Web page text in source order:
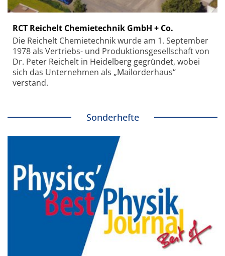
RCT Reichelt Chemietechnik GmbH + Co.
Die Reichelt Chemietechnik wurde am 1. September
1978 als Vertriebs- und Produktionsgesellschaft von
Dr. Peter Reichelt in Heidelberg gegründet, wobei
sich das Unternehmen als „Mailorderhaus“
verstand.
Sonderhefte